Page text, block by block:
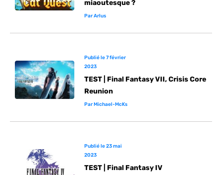
miaoutesque ?
ParArlus
Publié le7 février
2023
TEST | Final Fantasy VII, Crisis Core
Reunion
ParMichael-McKs
Publié le23 mai
2023
TEST | Final Fantasy IV